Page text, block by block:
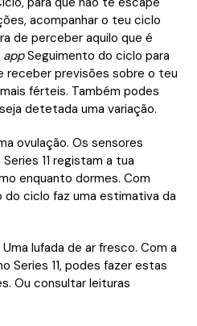
acompanhar o teu ciclo
de perceber aquilo que é
appSeguimento do ciclo para
receber previsões sobre o teu
férteis. Também podes
detetada uma variação.
ovulação. Os sensores
11 registam a tua
enquanto dormes. Com
do ciclo faz uma estimativa da
lufada de ar fresco. Com a
Series 11, podes fazer estas
Ou consultar leituras